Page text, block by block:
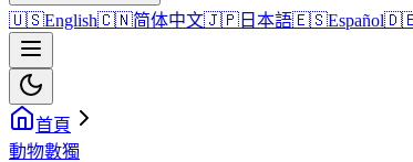
🇺🇸English🇨🇳简体中文🇯🇵 日本語🇪🇸Español
首頁
動物數獨